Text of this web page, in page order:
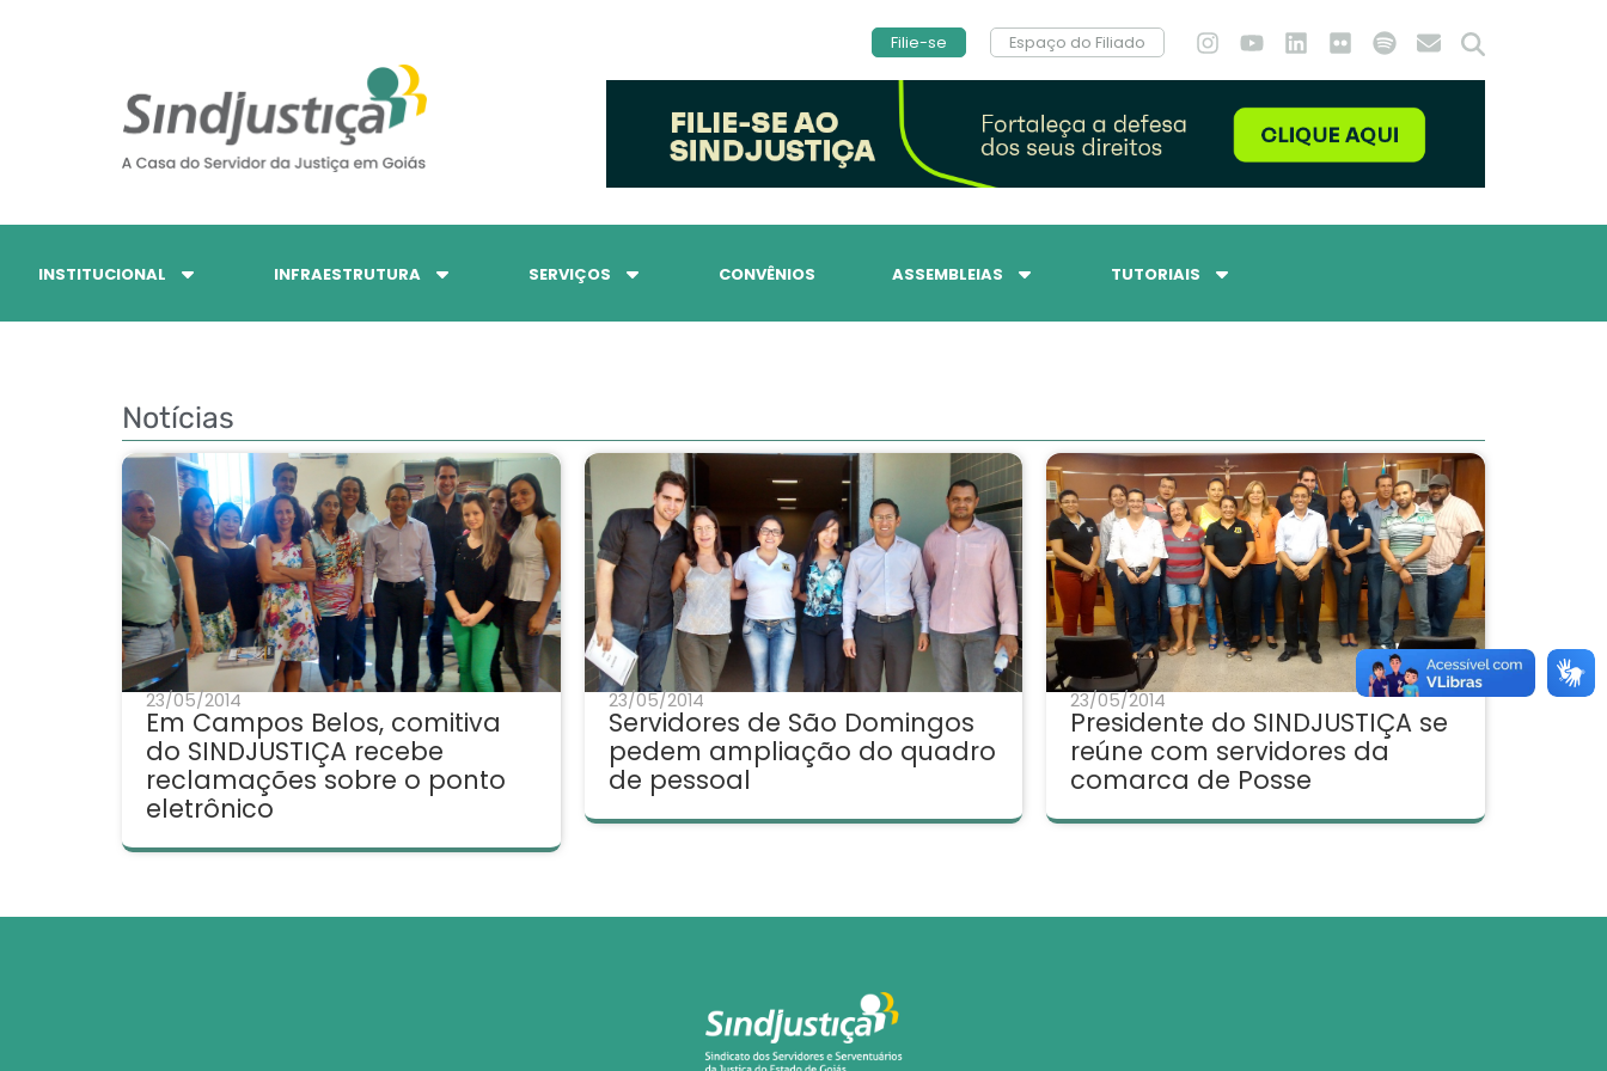
Filie-se Espaço do Filiado
INSTITUCIONAL INFRAESTRUTURA SERVIÇOS CONVÊNIOS ASSEMBLEIAS TUTORIAIS
Notícias
23/05/2014
Em Campos Belos, comitiva
do SINDJUSTIÇA recebe
reclamações sobre o ponto
eletrônico
23/05/2014
Servidores de São Domingos
pedem ampliação do quadro
de pessoal
23/05/2014
Presidente do SINDJUSTIÇA se
reúne com servidores da
comarca de Posse